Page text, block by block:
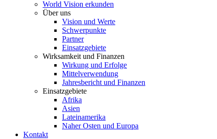
World Vision erkunden
Über uns
Vision und Werte
Schwerpunkte
Partner
Einsatzgebiete
Wirksamkeit und Finanzen
Wirkung und Erfolge
Mittelverwendung
Jahresbericht und Finanzen
Einsatzgebiete
Afrika
Asien
Lateinamerika
Naher Osten und Europa
Kontakt